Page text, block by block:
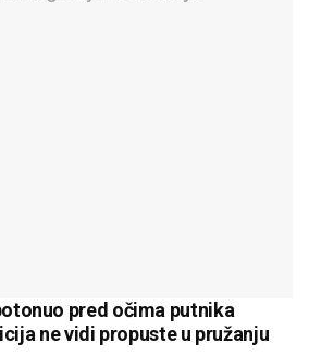
pred očima putnika
ne vidi propuste u pružanju